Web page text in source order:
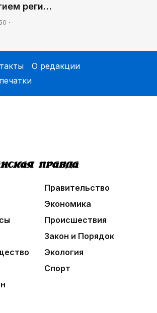
реги…
О редакции
Правительство
Экономика
Происшествия
Закон и Порядок
Экология
Спорт